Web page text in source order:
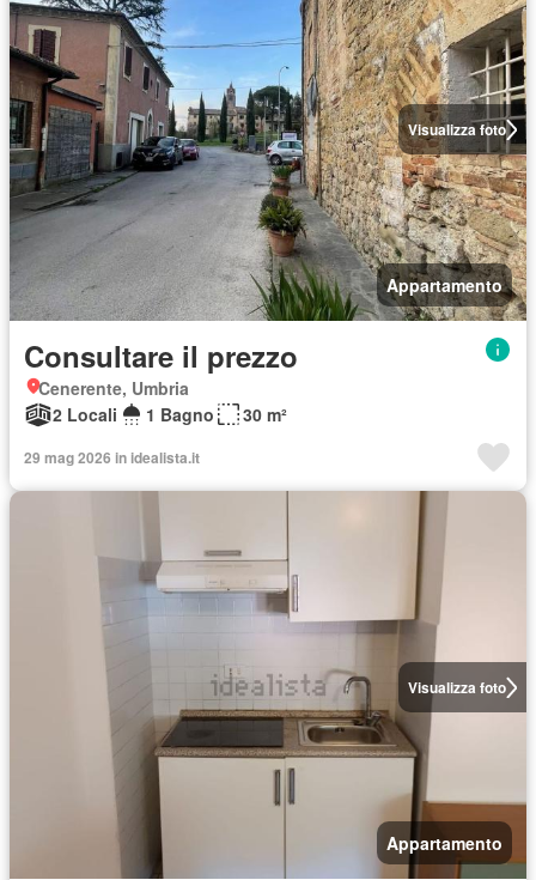
Visualizza foto
Appartamento
Consultare il prezzo
Cenerente, Umbria
2 Locali
1 Bagno 30 m²
29 mag 2026 in idealista.it
Visualizza foto
Appartamento